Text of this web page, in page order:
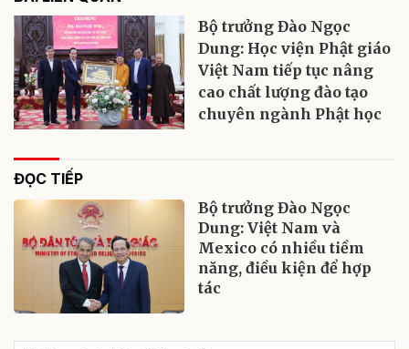
Bộ trưởng Đào Ngọc
Dung: Học viện Phật giáo
Việt Nam tiếp tục nâng
cao chất lượng đào tạo
chuyên ngành Phật học
ĐỌC TIẾP
Bộ trưởng Đào Ngọc
Dung: Việt Nam và
Mexico có nhiều tiềm
năng, điều kiện để hợp
tác